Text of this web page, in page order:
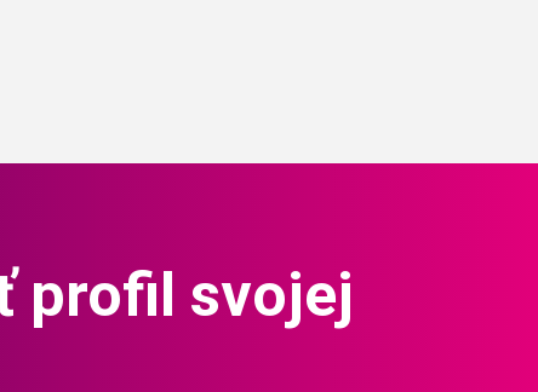
profil svojej